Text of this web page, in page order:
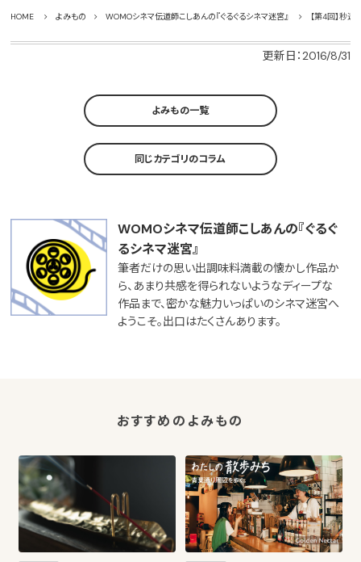
HOME よみもの WOMOシネマ伝道師こしあんの『ぐるぐるシネマ迷宮』 【第4回】秒速
更新日：2016/8/31
よみもの一覧
同じカテゴリのコラム
WOMOシネマ伝道師こしあんの『ぐるぐ
るシネマ迷宮』
筆者だけの思い出調味料満載の懐かし作品か
ら、あまり共感を得られないようなディープな
作品まで、密かな魅力いっぱいのシネマ迷宮へ
ようこそ。出口はたくさんあります。
おすすめのよみもの